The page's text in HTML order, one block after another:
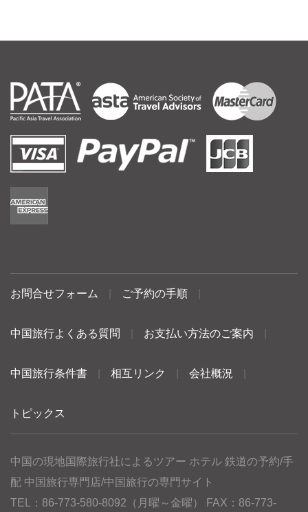
お問合せフォーム ご予約の手順
中国旅行よくある質問 お支払い方法のご案内
中国旅行条件書 相互リンク 会社概況
トピックス
中国の現地国際旅行社によるツアー ホテル 鉄道の予約/手
配 中国旅行専門店/中国旅行の専門サイト
TEL：86-773-580-8092（月曜～金曜） FAX：86-773-